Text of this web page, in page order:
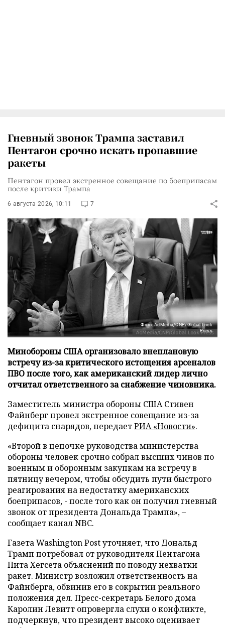
Гневный звонок Трампа заставил
Пентагон срочно искать пропавшие
ракеты
Пентагон провел экстренное совещание по боеприпасам
после критики Трампа
6 августа 2026, 10:11 7
Фото: AdMedia/CNP/Global Look
Press
Минобороны США организовало внеплановую
встречу из-за критического истощения арсеналов
ПВО после того, как американский лидер лично
отчитал ответственного за снабжение чиновника.
Заместитель министра обороны США Стивен
Файнберг провел экстренное совещание из-за
дефицита снарядов, передаетРИА «Новости».
«Второй в цепочке руководства министерства
обороны человек срочно собрал высших чинов по
военным и оборонным закупкам на встречу в
пятницу вечером, чтобы обсудить пути быстрого
реагирования на недостатку американских
боеприпасов, - после того как он получил гневный
звонок от президента Дональда Трампа», –
сообщает канал NBC.
Газета Washington Post уточняет, что Дональд
Трамп потребовал от руководителя Пентагона
Пита Хегсета объяснений по поводу нехватки
ракет. Министр возложил ответственность на
Файнберга, обвинив его в сокрытии реального
положения дел. Пресс-секретарь Белого дома
Каролин Левитт опровергла слухи о конфликте,
подчеркнув, что президент высоко оценивает